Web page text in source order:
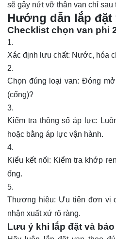
sẽ gây nứt vỡ thân van chỉ sau
Hướng dẫn lắp đặt
Checklist chọn van phi
Xác định lưu chất: Nước, hóa
Chọn đúng loại van: Đóng
(cổng)?
Kiểm tra thông số áp lực:
hoặc bằng áp lực vận hành.
Kiểu kết nối: Kiểm tra khớp
ống.
Thương hiệu: Ưu tiên đơn vị
nhận xuất xứ rõ ràng.
Lưu ý khi lắp đặt và bảo